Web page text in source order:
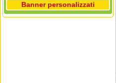
Banner personalizzati